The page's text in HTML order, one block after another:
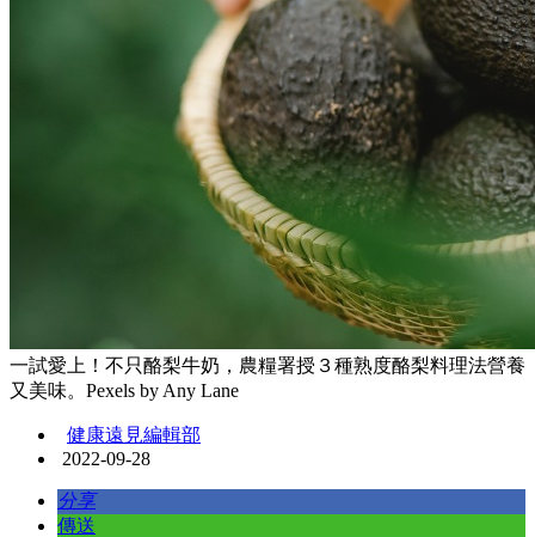
一試愛上！不只酪梨牛奶，農糧署授３種熟度酪梨料理法營養
又美味。Pexels by Any Lane
健康遠見編輯部
2022-09-28
分享
傳送